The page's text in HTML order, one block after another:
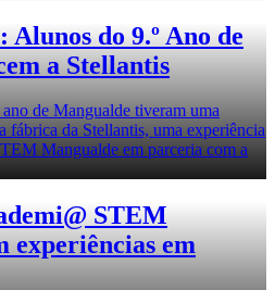
do 9.º Ano de
a Stellantis
de Mangualde tiveram uma
fábrica da Stellantis, uma experiência
Mangualde em parceria com a
STEM
experiências em